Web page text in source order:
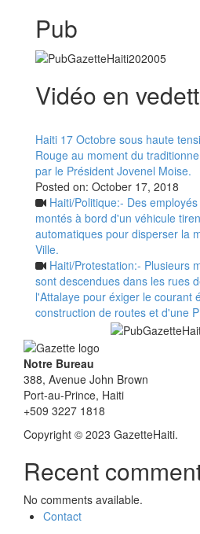
Pub
Vidéo en
Haiti 17 Octobre sous haute
Rouge au moment du
par le Président Jovenel Moise.
Posted on: October 17, 2018
Haiti/Politique:- Des
montés à bord d'un véhicule
automatiques pour disperser la
Ville.
Haiti/Protestation:- Plusieurs
sont descendues dans les rues
l'Attalaye pour éxiger le courant
construction de routes et d'une
Notre Bureau
388, Avenue John Brown
Port-au-Prince, Haiti
+509 3227 1818
Copyright © 2023 GazetteHaiti.
Recent
No comments available.
Contact